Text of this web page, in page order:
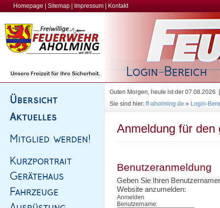
Homepage Sitemap Impressum Kontakt
Guten Morgen, heute ist der
Sie sind hier: ff-aholming.de » Login-
Anmeldung für den
Benutzeranmeldung
Geben Sie Ihren
Website anzumelden:
Anmelden
Benutzername: